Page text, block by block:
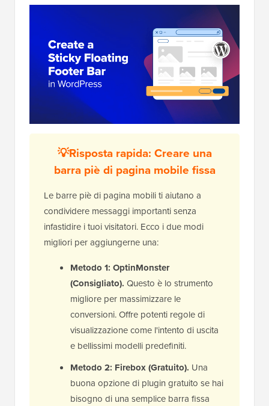
💡Risposta rapida: Creare una
barra piè di pagina mobile fissa
Le barre piè di pagina mobili ti aiutano a
condividere messaggi importanti senza
infastidire i tuoi visitatori. Ecco i due modi
migliori per aggiungerne una:
Metodo 1: OptinMonster
(Consigliato). Questo è lo strumento
migliore per massimizzare le
conversioni. Offre potenti regole di
visualizzazione come l'intento di uscita
e bellissimi modelli predefiniti.
Metodo 2: Firebox (Gratuito). Una
buona opzione di plugin gratuito se hai
bisogno di una semplice barra fissa